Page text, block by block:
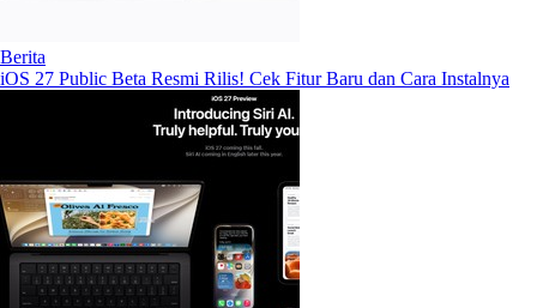
Berita
iOS 27 Public Beta Resmi Rilis! Cek Fitur Baru dan Cara Instalnya